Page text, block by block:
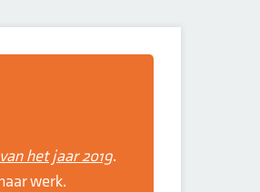
het jaar 2019.
werk.